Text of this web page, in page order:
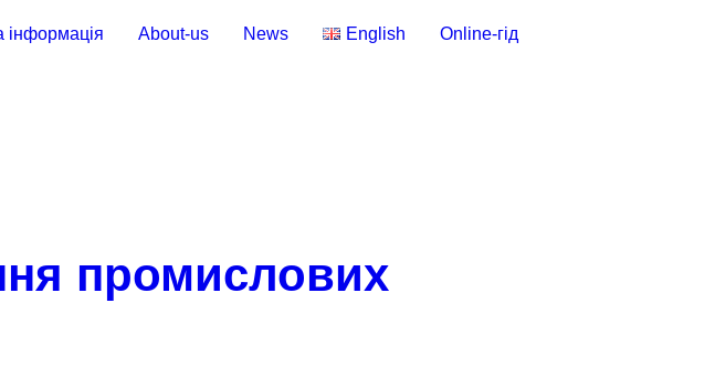
інформація About-us News English Online-гід
промислових